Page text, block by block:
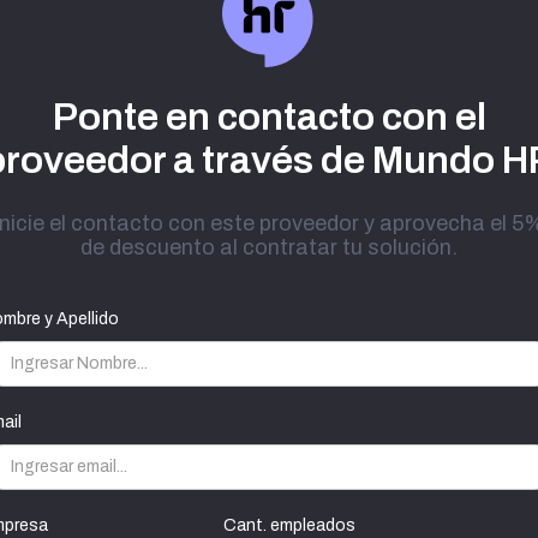
Ponte en contacto con el
a través de Mundo
el contacto con este proveedor y aprovecha el
de descuento al contratar tu solución.
y Apellido
Cant. empleados